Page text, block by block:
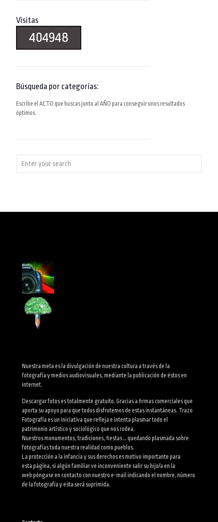
Visitas
404948
Búsqueda por categorías:
Escribe el ACTO que buscas junto al AÑO para conseguir unos resultados
óptimos.
Nuestra meta es la divulgación de nuestra cultura a través de la
fotografía y medios audiovisuales, mediante la publicación de éstos en
internet.
Descargar fotos es totalmente gratuito. Gracias a firmas comerciales que
aporta su apoyo para que todos disfrutemos de estas instantáneas. Trazo
Fotografía es un iniciativa que refleja e intenta plasmar todo el
patrimonio artístico y sociológico que nos rodea.
Nuestros monumentos, tradiciones, fiestas … quedando plasmada sobre
fotografías toda nuestra realidad como pueblos.
La protección a la infancia y sus derechos es motivo importante para
esta página, si algún familiar ve inconveniente salir su hijo/a en la
web póngase en contacto con nuestro e-mail indicando el nombre, número
de la fotografía y esta será suprimida.